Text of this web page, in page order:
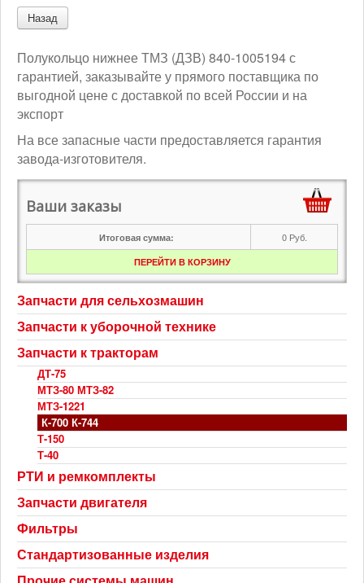
Полукольцо нижнее ТМЗ (ДЗВ) 840-1005194 с
гарантией, заказывайте у прямого поставщика по
выгодной цене с доставкой по всей России и на
экспорт
На все запасные части предоставляется гарантия
завода-изготовителя.
Ваши заказы
Итоговая сумма: 0 Руб.
ПЕРЕЙТИ В КОРЗИНУ
Запчасти для сельхозмашин
Запчасти к уборочной технике
Запчасти к тракторам
ДТ-75
МТЗ-80 МТЗ-82
МТЗ-1221
К-700 К-744
Т-150
Т-40
РТИ и ремкомплекты
Запчасти двигателя
Фильтры
Стандартизованные изделия